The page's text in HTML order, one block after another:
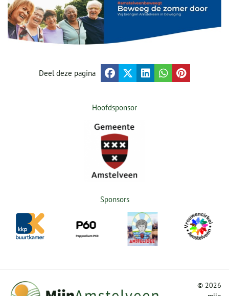
Deel deze pagina
Hoofdsponsor
Sponsors
© 2026